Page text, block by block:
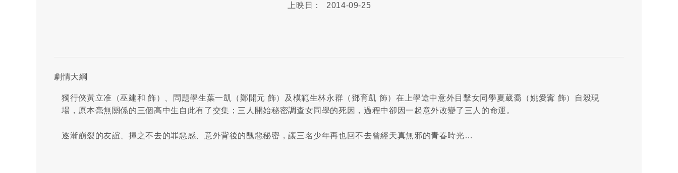
上映日： 2014-09-25
劇情大綱
獨行俠黃立准（巫建和 飾）、問題學生葉一凱（鄭開元 飾）及模範生林永群（鄧育凱 飾）在上學途中意外目擊女同學夏葳喬（姚愛寗 飾）自殺現
場，原本毫無關係的三個高中生自此有了交集；三人開始秘密調查女同學的死因，過程中卻因一起意外改變了三人的命運。
逐漸崩裂的友誼、揮之不去的罪惡感、意外背後的醜惡秘密，讓三名少年再也回不去曾經天真無邪的青春時光…